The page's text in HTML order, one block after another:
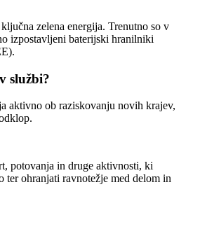
zelena energija. Trenutno so v
izpostavljeni baterijski hranilniki
službi?
aktivno ob raziskovanju novih krajev,
potovanja in druge aktivnosti, ki
ter ohranjati ravnotežje med delom in